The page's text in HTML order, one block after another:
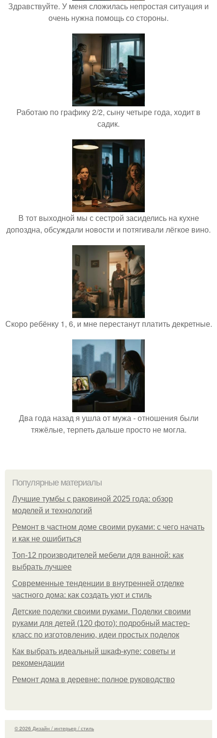
Здравствуйте. У меня сложилась непростая ситуация и
очень нужна помощь со стороны.
Работаю по графику 2/2, сыну четыре года, ходит в
садик.
В тот выходной мы с сестрой засиделись на кухне
допоздна, обсуждали новости и потягивали лёгкое вино.
Скоро ребёнку 1, 6, и мне перестанут платить декретные.
Два года назад я ушла от мужа - отношения были
тяжёлые, терпеть дальше просто не могла.
Популярные материалы
Лучшие тумбы с раковиной 2025 года: обзор
моделей и технологий
Ремонт в частном доме своими руками: с чего начать
и как не ошибиться
Топ-12 производителей мебели для ванной: как
выбрать лучшее
Современные тенденции в внутренней отделке
частного дома: как создать уют и стиль
Детские поделки своими руками. Поделки своими
руками для детей (120 фото): подробный мастер-
класс по изготовлению, идеи простых поделок
Как выбрать идеальный шкаф-купе: советы и
рекомендации
Ремонт дома в деревне: полное руководство
© 2026 Дизайн / интерьер / стиль